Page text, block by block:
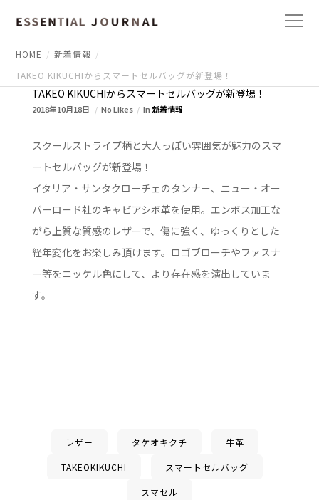
HOME
新着情報
TAKEO KIKUCHIからスマートセルバッグが新登場！
TAKEO KIKUCHIからスマートセルバッグが新登場！
2018年10月18日 No Likes In新着情報
スクールストライプ柄と大人っぽい雰囲気が魅力のスマ
ートセルバッグが新登場！
イタリア・サンタクローチェのタンナー、ニュー・オー
バーロード社のキャビアシボ革を使用。エンボス加工な
がら上質な質感のレザーで、傷に強く、ゆっくりとした
経年変化をお楽しみ頂けます。ロゴブローチやファスナ
ー等をニッケル色にして、より存在感を演出していま
す。
レザー タケオキクチ 牛革
TAKEOKIKUCHI スマートセルバッグ
スマセル